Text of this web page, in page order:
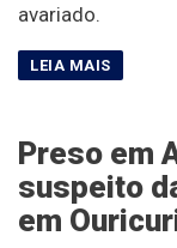
avariado.
Preso em
suspeito
em